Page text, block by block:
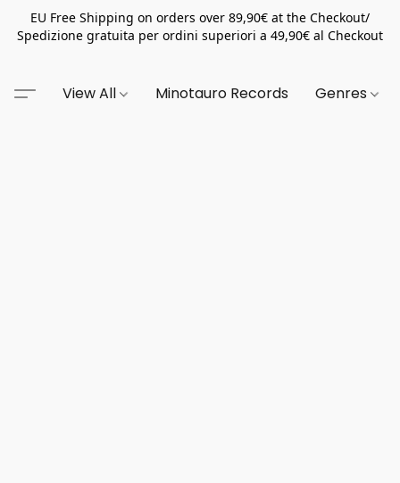
EU Free Shipping on orders over 89,90€ at the Checkout/
Spedizione gratuita per ordini superiori a 49,90€ al Checkout
View All Minotauro Records Genres